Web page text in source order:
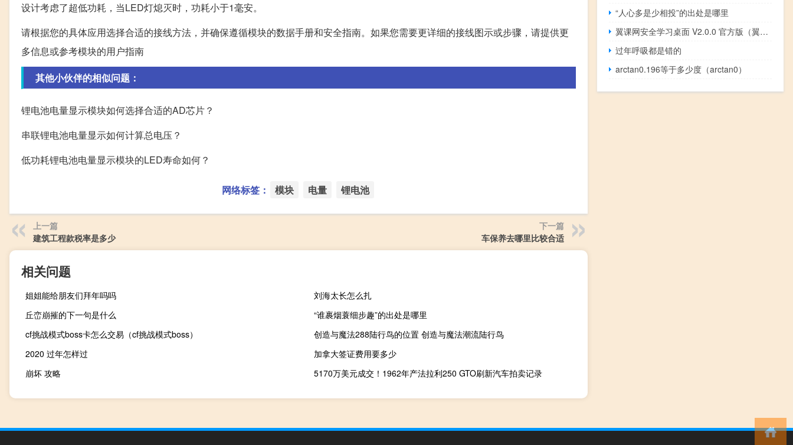
设计考虑了超低功耗，当LED灯熄灭时，功耗小于1毫安。
请根据您的具体应用选择合适的接线方法，并确保遵循模块的数据手册和安全指南。如果您需要更详细的接线图示或步骤，请提供更
多信息或参考模块的用户指南
其他小伙伴的相似问题：
锂电池电量显示模块如何选择合适的AD芯片？
串联锂电池电量显示如何计算总电压？
低功耗锂电池电量显示模块的LED寿命如何？
网络标签： 模块 电量 锂电池
上一篇
建筑工程款税率是多少
下一篇
车保养去哪里比较合适
相关问题
姐姐能给朋友们拜年吗吗
刘海太长怎么扎
丘峦崩摧的下一句是什么
“谁裹烟蓑细步趣”的出处是哪里
cf挑战模式boss卡怎么交易（cf挑战模式boss）
创造与魔法288陆行鸟的位置 创造与魔法潮流陆行鸟
2020 过年怎样过
加拿大签证费用要多少
崩坏 攻略
5170万美元成交！1962年产法拉利250 GTO刷新汽车拍卖记录
“人心多是少相投”的出处是哪里
翼课网安全学习桌面 V2.0.0 官方版（翼课网安全学习桌面 V2.0.0 官方版功能简介）
过年呼吸都是错的
arctan0.196等于多少度（arctan0）